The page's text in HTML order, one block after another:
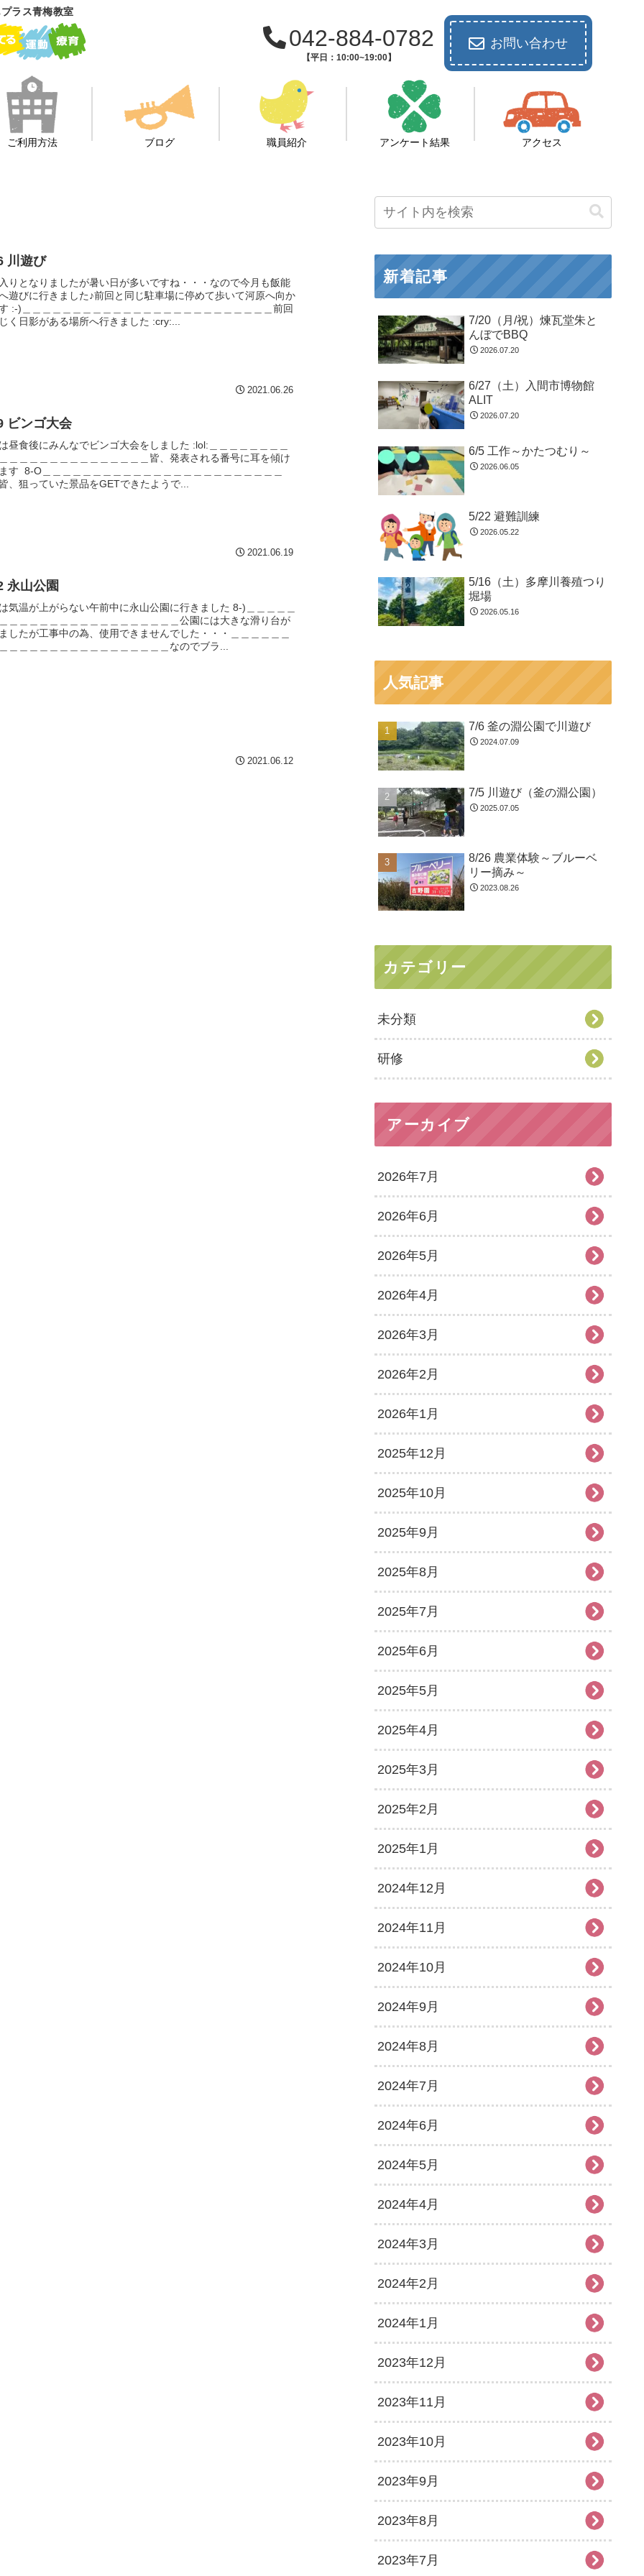
ラス青梅教室
042-884-0782
【平日：10:00~19:00】
お問い合わせ
ご利用方法 ブログ 職員紹介 アンケート結果 アクセス
6/26 川遊び
りとなりましたが暑い日が多いですね・・・なので今月も飯能
遊びに行きました♪前回と同じ駐車場に停めて歩いて河原へ向か
:-)＿＿＿＿＿＿＿＿＿＿＿＿＿＿＿＿＿＿＿＿＿＿＿＿＿前回
く日影がある場所へ行きました :cry:...
2021.06.26
6/19 ビンゴ大会
昼食後にみんなでビンゴ大会をしました :lol:＿＿＿＿＿＿＿＿
＿＿＿＿＿＿＿＿＿＿＿＿＿＿皆、発表される番号に耳を傾け
す 8-O＿＿＿＿＿＿＿＿＿＿＿＿＿＿＿＿＿＿＿＿＿＿＿＿
、狙っていた景品をGETできたようで...
2021.06.19
6/12 永山公園
気温が上がらない午前中に永山公園に行きました 8-)＿＿＿＿＿
＿＿＿＿＿＿＿＿＿＿＿＿＿＿＿＿＿公園には大きな滑り台が
したが工事中の為、使用できませんでした・・・＿＿＿＿＿＿
＿＿＿＿＿＿＿＿＿＿＿＿＿＿＿＿なのでブラ...
2021.06.12
新着記事
7/20（月/祝）煉瓦堂朱と
んぼでBBQ
2026.07.20
6/27（土）入間市博物館
ALIT
2026.07.20
6/5 工作～かたつむり～
2026.06.05
5/22 避難訓練
2026.05.22
5/16（土）多摩川養殖つり
堀場
2026.05.16
人気記事
7/6 釜の淵公園で川遊び
2024.07.09
7/5 川遊び（釜の淵公園）
2025.07.05
8/26 農業体験～ブルーベ
リー摘み～
2023.08.26
カテゴリー
未分類
研修
アーカイブ
2026年7月
2026年6月
2026年5月
2026年4月
2026年3月
2026年2月
2026年1月
2025年12月
2025年10月
2025年9月
2025年8月
2025年7月
2025年6月
2025年5月
2025年4月
2025年3月
2025年2月
2025年1月
2024年12月
2024年11月
2024年10月
2024年9月
2024年8月
2024年7月
2024年6月
2024年5月
2024年4月
2024年3月
2024年2月
2024年1月
2023年12月
2023年11月
2023年10月
2023年9月
2023年8月
2023年7月